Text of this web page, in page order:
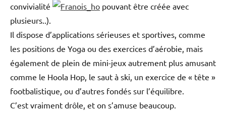
convivialité
pouvant être créée avec
plusieurs..).
Il dispose d’applications sérieuses et sportives, comme
les positions de Yoga ou des exercices d’aérobie, mais
également de plein de mini-jeux autrement plus amusant
comme le Hoola Hop, le saut à ski, un exercice de « tête »
footbalistique, ou d’autres fondés sur l’équilibre.
C’est vraiment drôle, et on s’amuse beaucoup.